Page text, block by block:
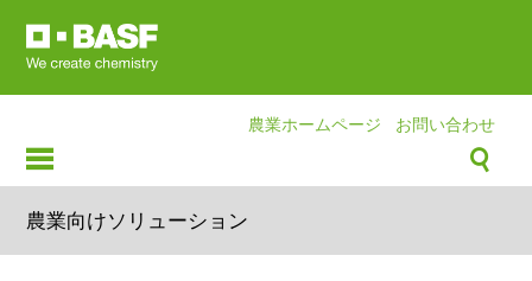
農業ホームページ お問い合わせ
農業向けソリューション